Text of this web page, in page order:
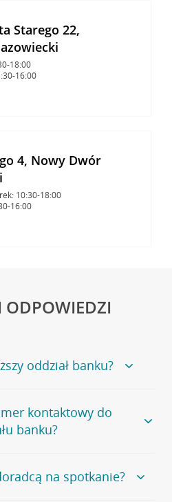
Starego 22,
18:00
16:00
4, Nowy Dwór
10:30-18:00
16:00
ODPOWIEDZI
oddział banku?
banku, zapraszamy na
, na której znajduje się
kontaktowy do
banku?
ogólnego numeru
na spotkanie?